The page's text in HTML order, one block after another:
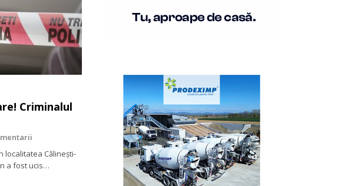
Criminalul
localitatea Călinești-
a fost ucis…